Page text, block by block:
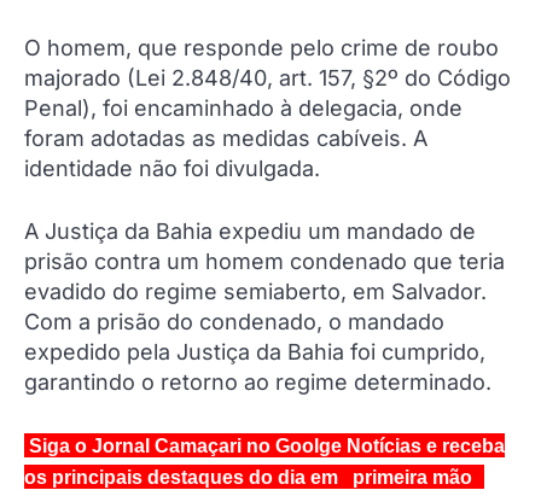
O homem, que responde pelo crime de roubo
majorado (Lei 2.848/40, art. 157, §2º do Código
Penal), foi encaminhado à delegacia, onde
foram adotadas as medidas cabíveis. A
identidade não foi divulgada.
A Justiça da Bahia expediu um mandado de
prisão contra um homem condenado que teria
evadido do regime semiaberto, em Salvador.
Com a prisão do condenado, o mandado
expedido pela Justiça da Bahia foi cumprido,
garantindo o retorno ao regime determinado.
Siga o Jornal Camaçari no Goolge Notícias e receba
os principais destaques do dia em primeira mão